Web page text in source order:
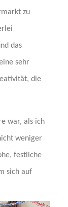
zu
das
sehr
die
war, als ich
weniger
festliche
sich auf